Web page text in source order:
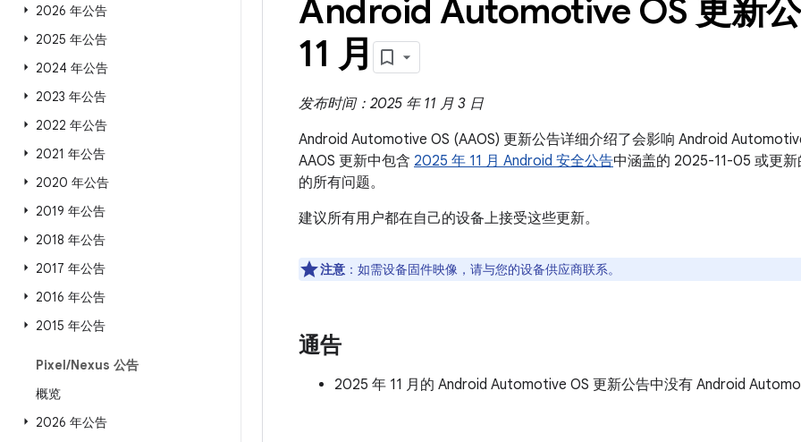
2026 年公告
2025 年公告
2024 年公告
2023 年公告
2022 年公告
2021 年公告
2020 年公告
2019 年公告
2018 年公告
2017 年公告
2016 年公告
2015 年公告
Pixel/Nexus 公告
概览
2026 年公告
Android Automotive OS 更新
11 月
发布时间：2025 年 11 月 3 日
Android Automotive OS (AAOS) 更新公告详细介绍了会影响 Android
AAOS 更新中包含 2025 年 11 月 Android 安全公告中涵盖的 2025-11-05 或更
的所有问题。
建议所有用户都在自己的设备上接受这些更新。
注意 ：如需设备固件映像，请与您的设备供应商联系。
通告
2025 年 11 月的 Android Automotive OS 更新公告中没有 Android